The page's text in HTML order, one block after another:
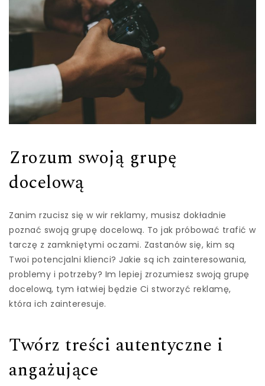
Zrozum swoją grupę
docelową
Zanim rzucisz się w wir reklamy, musisz dokładnie
poznać swoją grupę docelową. To jak próbować trafić w
tarczę z zamkniętymi oczami. Zastanów się, kim są
Twoi potencjalni klienci? Jakie są ich zainteresowania,
problemy i potrzeby? Im lepiej zrozumiesz swoją grupę
docelową, tym łatwiej będzie Ci stworzyć reklamę,
która ich zainteresuje.
Twórz treści autentyczne i
angażujące